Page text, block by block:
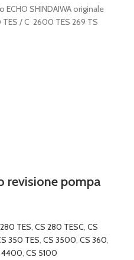
SHINDAIWA originale
/ C 2600 TES 269 TS
revisione pompa
TES, CS 280 TESC, CS
350 TES, CS 3500, CS 360,
4400, CS 5100